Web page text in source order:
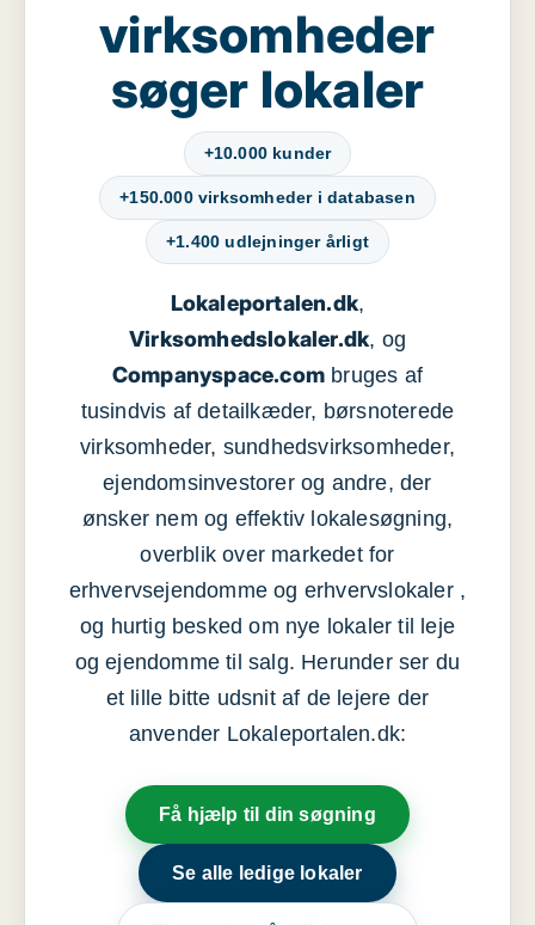
virksomheder
søger lokaler
+10.000 kunder
+150.000 virksomheder i databasen
+1.400 udlejninger årligt
Lokaleportalen.dk,
Virksomhedslokaler.dk, og
Companyspace.com bruges af
tusindvis af detailkæder, børsnoterede
virksomheder, sundhedsvirksomheder,
ejendomsinvestorer og andre, der
ønsker nem og effektiv lokalesøgning,
overblik over markedet for
erhvervsejendomme og erhvervslokaler ,
og hurtig besked om nye lokaler til leje
og ejendomme til salg. Herunder ser du
et lille bitte udsnit af de lejere der
anvender Lokaleportalen.dk:
Få hjælp til din søgning
Se alle ledige lokaler